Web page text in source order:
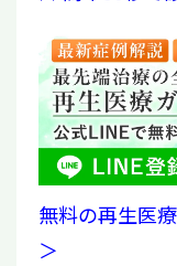
無料の再生医
＞